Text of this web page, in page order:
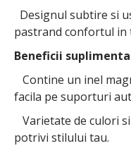
Designul subtire si
pastrand confortul in
Beneficii
Contine un inel
facila pe suporturi
Varietate de culori
potrivi stilului tau.